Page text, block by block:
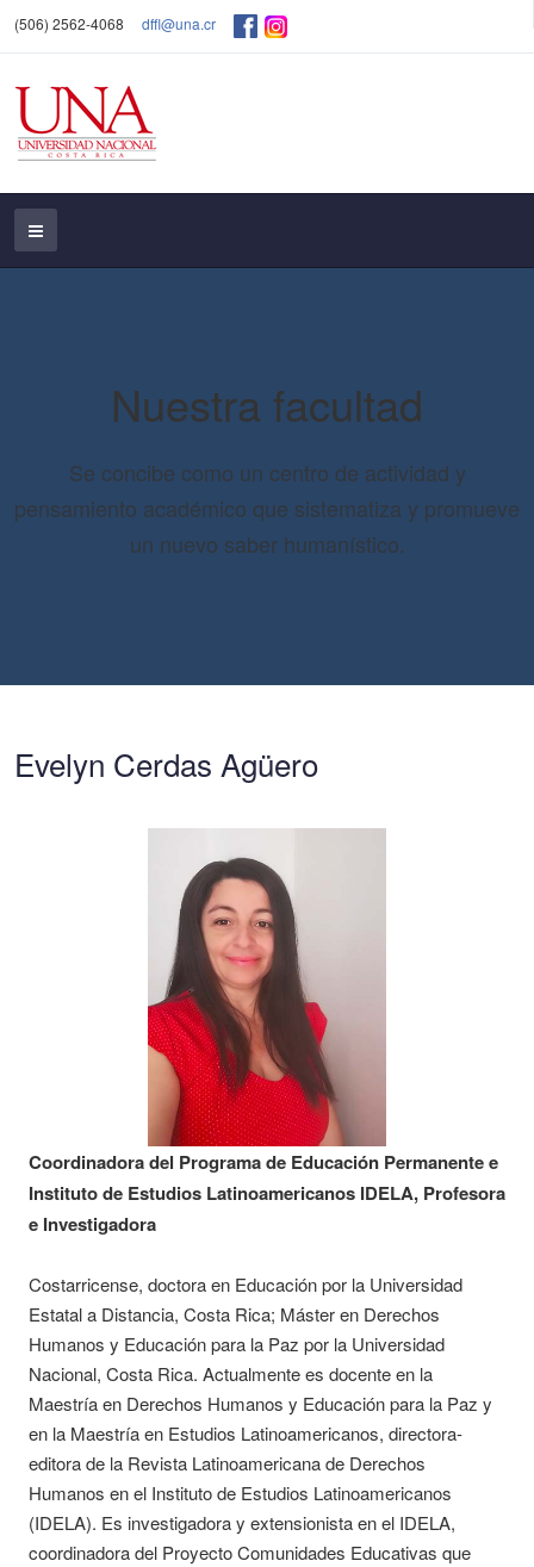
(506) 2562-4068 dffl@una.cr
Nuestra facultad
Se concibe como un centro de actividad y
pensamiento académico que sistematiza y promueve
un nuevo saber humanístico.
Evelyn Cerdas Agüero
Coordinadora del Programa de Educación Permanente e
Instituto de Estudios Latinoamericanos IDELA, Profesora
e Investigadora
Costarricense, doctora en Educación por la Universidad
Estatal a Distancia, Costa Rica; Máster en Derechos
Humanos y Educación para la Paz por la Universidad
Nacional, Costa Rica. Actualmente es docente en la
Maestría en Derechos Humanos y Educación para la Paz y
en la Maestría en Estudios Latinoamericanos, directora-
editora de la Revista Latinoamericana de Derechos
Humanos en el Instituto de Estudios Latinoamericanos
(IDELA). Es investigadora y extensionista en el IDELA,
coordinadora del Proyecto Comunidades Educativas que